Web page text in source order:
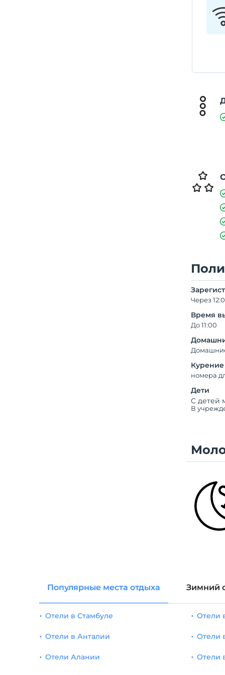
Через
Время
До 11:00
Курение
номера
Дети
С детей
В
Популярные места отдыха Зимний
Отели в Стамбуле
Отели в Анталии
Отели Алании
Отели
Отели
Отели